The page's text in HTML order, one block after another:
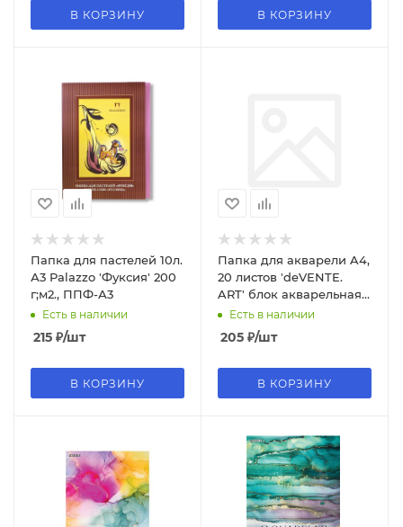
В КОРЗИНУ В КОРЗИНУ
Папка для пастелей 10л.
А3 Palazzo 'Фуксия' 200
г;м2., ППФ-А3
Есть в наличии
215 ₽/шт
В КОРЗИНУ
Папка для акварели A4,
20 листов 'deVENTE.
ART' блок акварельная
бумага 270 г;м² , 2131402
Есть в наличии
205 ₽/шт
В КОРЗИНУ